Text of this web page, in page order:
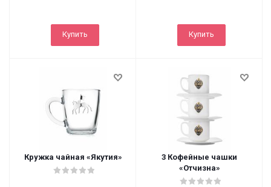
Купить Купить
Кружка чайная «Якутия»
3 Кофейные чашки
«Отчизна»